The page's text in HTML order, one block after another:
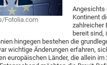
Fotolia.com
Angesichts
Kontinent
zahlreicher
bereit sind,
hingegen bestehen die
wichtige Änderungen erfahren,
europäischen Länder, die allein